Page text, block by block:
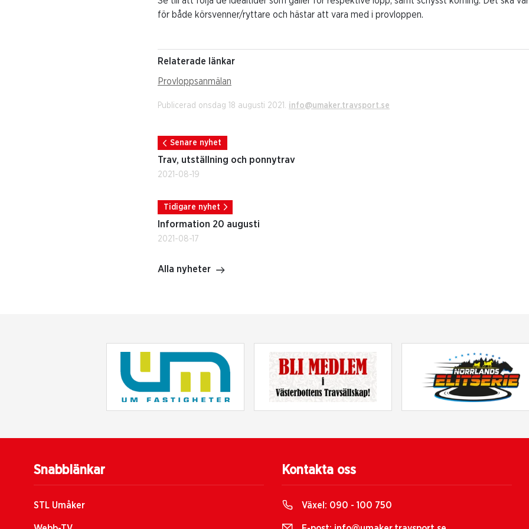
för både körsvenner/ryttare och hästar att vara med i provloppen.
Relaterade länkar
Provloppsanmälan
Publicerad onsdag 18 augusti 2021. info@umaker.travsport.se
Senare nyhet
Trav, utställning och ponnytrav
2021-08-19
Tidigare nyhet
Information 20 augusti
2021-08-17
Alla nyheter
Snabblänkar
STL Umåker
Kontakta oss
Växel: 090 - 100 750